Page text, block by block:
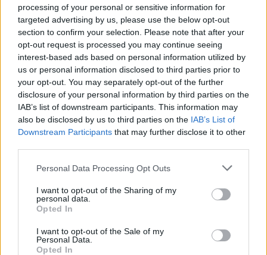
processing of your personal or sensitive information for
targeted advertising by us, please use the below opt-out
section to confirm your selection. Please note that after your
opt-out request is processed you may continue seeing
interest-based ads based on personal information utilized by
us or personal information disclosed to third parties prior to
your opt-out. You may separately opt-out of the further
disclosure of your personal information by third parties on the
IAB’s list of downstream participants. This information may
also be disclosed by us to third parties on the IAB’s List of
Downstream Participants that may further disclose it to other
Please note that this website/app uses one or more Google
not limited to your visit or usage behaviour. You may click to
grant or deny consent to Google and its third-party tags to
use your data for below specified purposes in below Google
consent section.
Personal Data Processing Opt Outs
I want to opt-out of the Sharing of my
personal data.
Opted In
I want to opt-out of the Sale of my
Personal Data.
Opted In
Tőzsdecápák után drogcézárok
Oliver Stone: Savages
Baski Sándor• 2012. április 06.